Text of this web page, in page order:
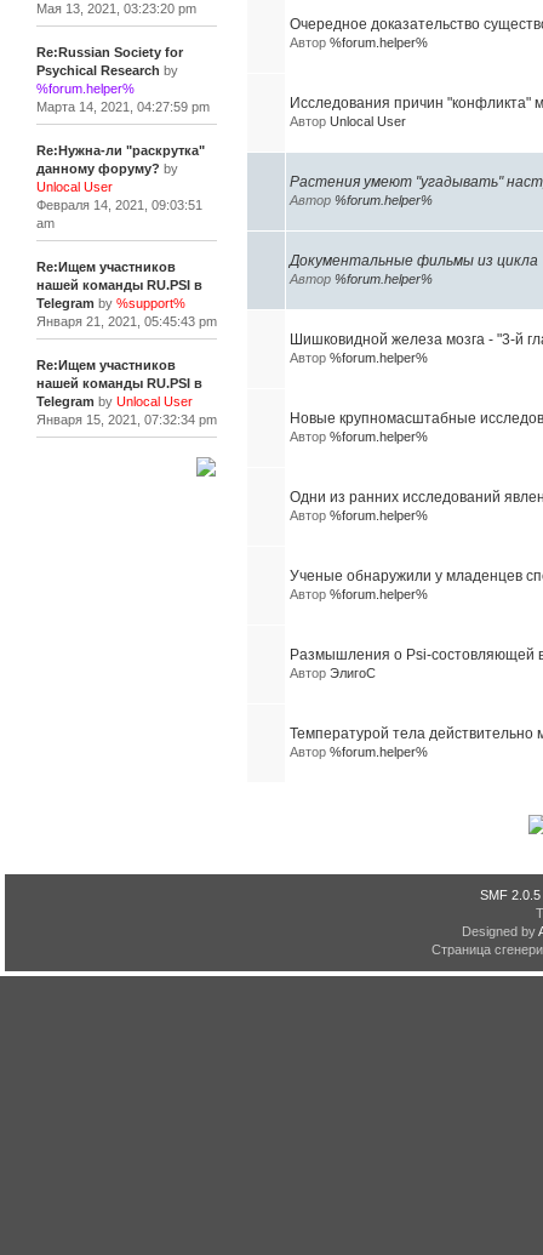
Мая 13, 2021, 03:23:20 pm
Re:Russian Society for
Psychical Research by
%forum.helper%
Марта 14, 2021, 04:27:59 pm
Re:Нужна-ли "раскрутка"
данному форуму? by
Unlocal User
Февраля 14, 2021, 09:03:51
am
Re:Ищем участников
нашей команды RU.PSI в
Telegram by %support%
Января 21, 2021, 05:45:43 pm
Re:Ищем участников
нашей команды RU.PSI в
Telegram by Unlocal User
Января 15, 2021, 07:32:34 pm
Очередное доказательство
Автор %forum.helper%
Исследования причин "конфликта"
Автор Unlocal User
Растения умеют "угадывать"
Автор %forum.helper%
Документальные фильмы из цикла
Автор %forum.helper%
Шишковидной железа мозга - "3-й
Автор %forum.helper%
Новые крупномасштабные
Автор %forum.helper%
Одни из ранних исследований
Автор %forum.helper%
Ученые обнаружили у младенцев
Автор %forum.helper%
Размышления о Psi-состовляющей
Автор ЭлигоС
Температурой тела
Автор %forum.helper%
SMF 2.0.5
Designed by
Страница